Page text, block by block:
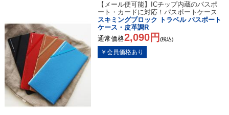
【メール便可能】ICチップ内蔵のパスポ
ート・カードに対応！パスポートケース
スキミングブロック トラベル パスポート
ケース・皮革調R
通常価格2,090円 (税込)